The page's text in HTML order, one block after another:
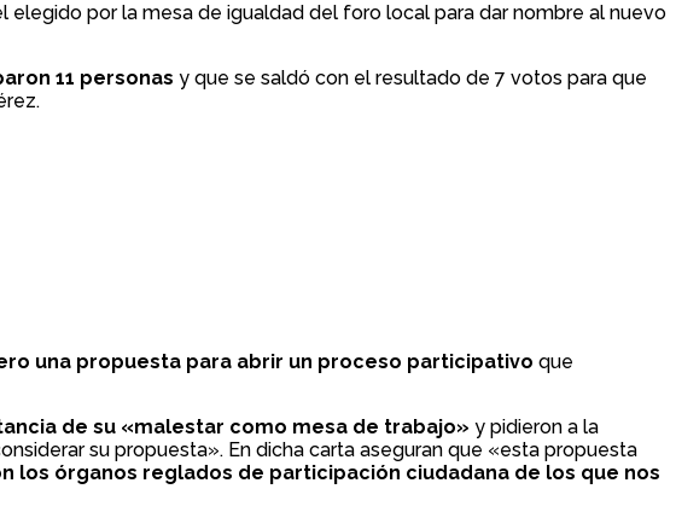
por la mesa de igualdad del foro local para dar nombre al nuevo
11 personas y que se saldó con el resultado de 7 votos para que
una propuesta para abrir un proceso participativo que
de su «malestar como mesa de trabajo» y pidieron a la
su propuesta». En dicha carta aseguran que «esta propuesta
los órganos reglados de participación ciudadana de los que nos